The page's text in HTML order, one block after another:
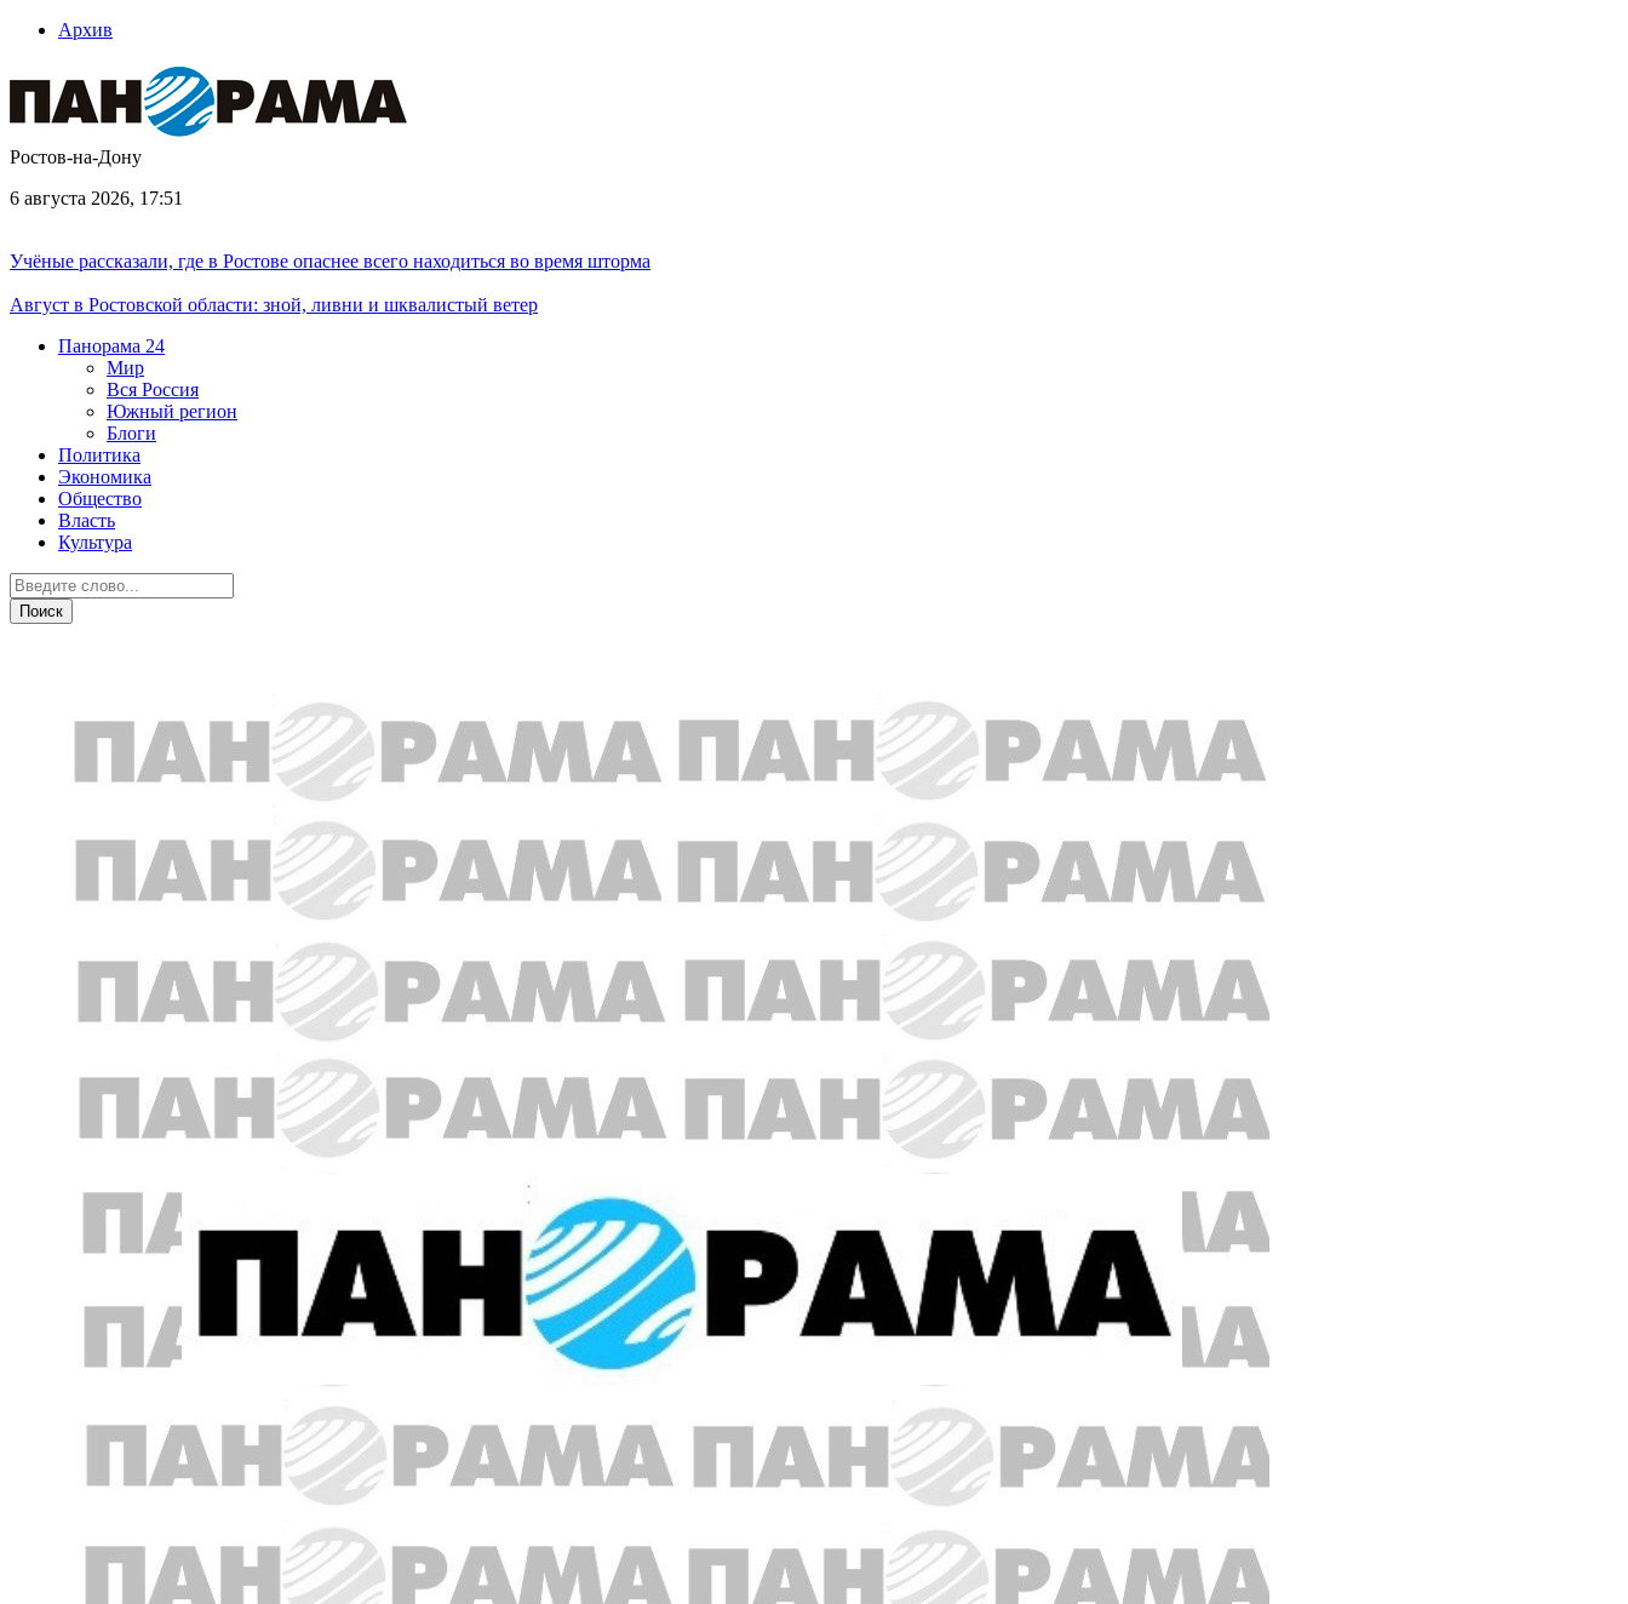
Архив
Ростов-на-Дону
6 августа 2026, 17:51
Учёные рассказали, где в Ростове опаснее всего находиться во время шторма
Август в Ростовской области: зной, ливни и шквалистый ветер
Панорама 24
Мир
Вся Россия
Южный регион
Блоги
Политика
Экономика
Общество
Власть
Культура